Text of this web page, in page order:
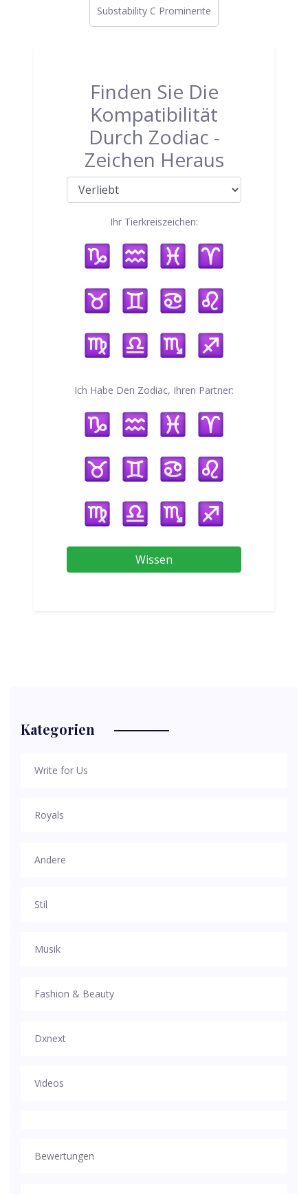
Substability C Prominente
Finden Sie Die
Kompatibilität
Durch Zodiac -
Zeichen Heraus
Ihr Tierkreiszeichen:
Ich Habe Den Zodiac, Ihren Partner:
Wissen
Kategorien
Write for Us
Royals
Andere
Stil
Musik
Fashion & Beauty
Dxnext
Videos
Bewertungen